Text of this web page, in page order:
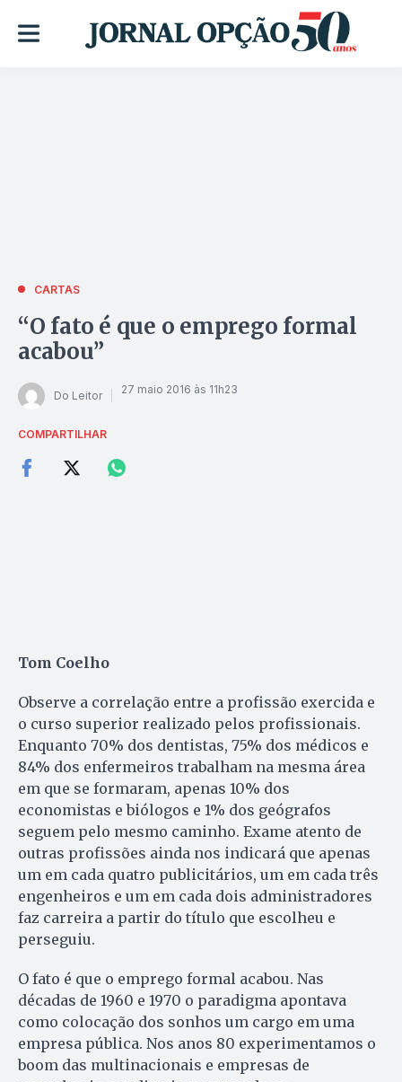
CARTAS
“O fato é que o emprego formal
acabou”
Do Leitor 27 maio 2016 às 11h23
COMPARTILHAR
Tom Coelho
Observe a correlação entre a profissão exercida e
o curso superior realizado pelos profissionais.
Enquanto 70% dos dentistas, 75% dos médicos e
84% dos enfermeiros trabalham na mesma área
em que se formaram, apenas 10% dos
economistas e biólogos e 1% dos geógrafos
seguem pelo mesmo caminho. Exame atento de
outras profissões ainda nos indicará que apenas
um em cada quatro publicitários, um em cada três
engenheiros e um em cada dois administradores
faz carreira a partir do título que escolheu e
perseguiu.
O fato é que o emprego formal acabou. Nas
décadas de 1960 e 1970 o paradigma apontava
como colocação dos sonhos um cargo em uma
empresa pública. Nos anos 80 experimentamos o
boom das multinacionais e empresas de